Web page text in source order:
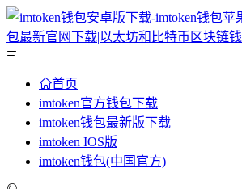
首页
imtoken官方钱包下载
imtoken钱包最新版下载
imtoken IOS版
imtoken钱包(中国官方)